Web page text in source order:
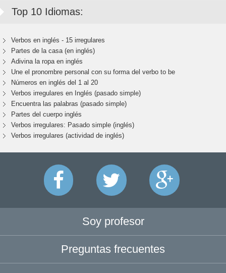
Top 10 Idiomas:
Verbos en inglés - 15 irregulares
Partes de la casa (en inglés)
Adivina la ropa en inglés
Une el pronombre personal con su forma del verbo to be
Números en inglés del 1 al 20
Verbos irregulares en Inglés (pasado simple)
Encuentra las palabras (pasado simple)
Partes del cuerpo inglés
Verbos irregulares: Pasado simple (inglés)
Verbos irregulares (actividad de inglés)
Soy profesor
Preguntas frecuentes